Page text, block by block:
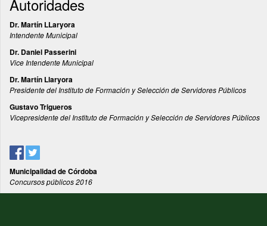
Autoridades
Dr. Martín LLaryora
Intendente Municipal
Dr. Daniel Passerini
Vice Intendente Municipal
Dr. Martín Llaryora
Presidente del Instituto de Formación y Selección de Servidores Públicos
Gustavo Trigueros
Vicepresidente del Instituto de Formación y Selección de Servidores Públicos
Municipalidad de Córdoba
Concursos públicos 2016